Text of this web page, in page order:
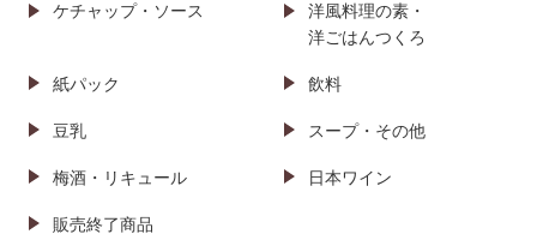
ケチャップ・ソース
洋風料理の素・
洋ごはんつくろ
紙パック 飲料
豆乳 スープ・その他
梅酒・リキュール 日本ワイン
販売終了商品